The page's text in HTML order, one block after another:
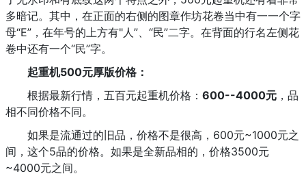
多暗记。其中，在正面的右侧的图章作坊花卷当中有一一个字
母“E”，在年号的上方有"人”、“民”二字。在背面的行名左侧花
卷中还有一个“民”字。
起重机500元厚版价格：
根据最新行情，五百元起重机价格： 600--4000元 ，品
相不同价格不同。
如果是流通过的旧品，价格不是很高，600元~1000元之
间，这个5品的价格。如果是全新品相的，价格3500元
~4000元之间。